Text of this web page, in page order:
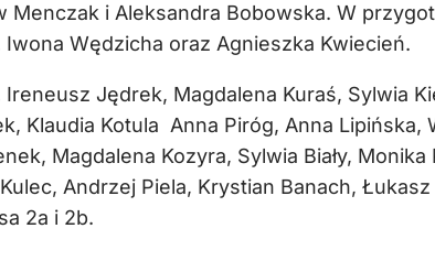
Menczak i Aleksandra Bobowska. W
Wędzicha oraz Agnieszka Kwiecień.
Jędrek, Magdalena Kuraś, Sylwia
Klaudia Kotula Anna Piróg, Anna Lipińska,
Magdalena Kozyra, Sylwia Biały, Monika
Andrzej Piela, Krystian Banach,
2a i 2b.